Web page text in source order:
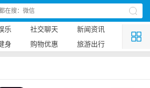
乐 社交聊天
新闻资讯
身 购物优惠 旅游出行